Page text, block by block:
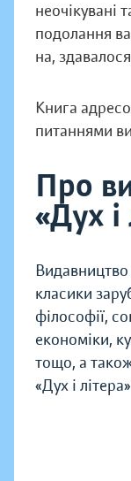
неочікувані
подолання
на,
Книга
питаннями
Про
«Дух і
Видавництво
класики
філософії,
економіки,
тощо, а
«Дух і